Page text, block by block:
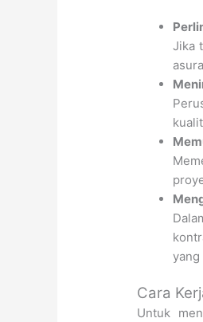
Jika
yang
Cara
Untuk